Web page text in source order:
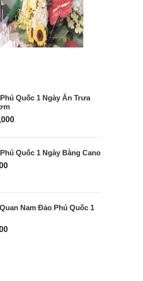
Quốc 1 Ngày Ăn Trưa
Quốc 1 Ngày Bằng Cano
Nam Đảo Phú Quốc 1